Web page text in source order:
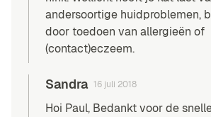
andersoortige huidproblemen,
door toedoen van allergieën of
(contact)eczeem.
Sandra 16 juli 2018
Hoi Paul, Bedankt voor de